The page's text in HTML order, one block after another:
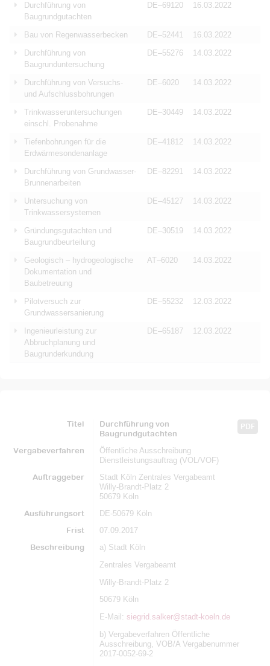
Durchführung von
Baugrundgutachten
DE–69120 16.03.2022
Bau von Regenwasserbecken DE–52441
16.03.2022
Durchführung von
Baugrunduntersuchung
DE–55276 14.03.2022
Durchführung von Versuchs-
und Aufschlussbohrungen
DE–6020 14.03.2022
Trinkwasseruntersuchungen
einschl. Probenahme
DE–30449 14.03.2022
Tiefenbohrungen für die
Erdwärmesondenanlage
DE–41812 14.03.2022
Durchführung von Grundwasser-
Brunnenarbeiten
DE–82291 14.03.2022
Untersuchung von
Trinkwassersystemen
DE–45127 14.03.2022
Gründungsgutachten und
Baugrundbeurteilung
DE–30519 14.03.2022
Geologisch – hydrogeologische
Dokumentation und
Baubetreuung
AT–6020 14.03.2022
Pilotversuch zur
Grundwassersanierung
DE–55232 12.03.2022
Ingenieurleistung zur
Abbruchplanung und
Baugrunderkundung
DE–65187 12.03.2022
Titel PDF
Durchführung von
Baugrundgutachten
Vergabeverfahren
Öffentliche Ausschreibung
Dienstleistungsauftrag (VOL/VOF)
Auftraggeber
Stadt Köln Zentrales Vergabeamt
Willy-Brandt-Platz 2
50679 Köln
Ausführungsort
DE-50679 Köln
Frist
07.09.2017
Beschreibung
a) Stadt Köln
Zentrales Vergabeamt
Willy-Brandt-Platz 2
50679 Köln
E-Mail: siegrid.salker@stadt-koeln.de
b) Vergabeverfahren Öffentliche
Ausschreibung, VOB/A Vergabenummer
2017-0052-69-2